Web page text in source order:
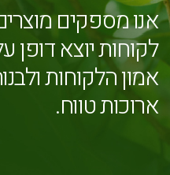
אנו מספקים
לקוחות יוצא
אמון הלקוחות
ארוכות טווח.